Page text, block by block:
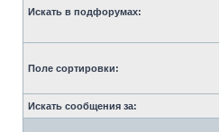
Искать в подфорумах:
Поле сортировки:
Искать сообщения за: